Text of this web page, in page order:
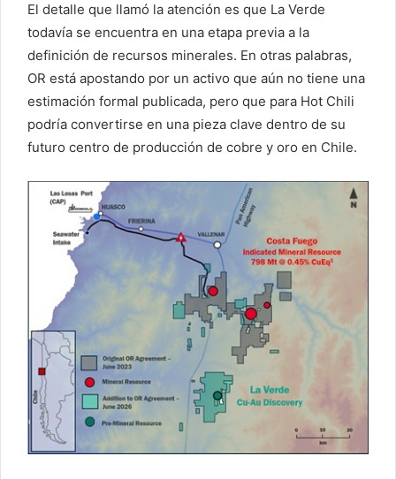
El detalle que llamó la atención es que La Verde
todavía se encuentra en una etapa previa a la
definición de recursos minerales. En otras palabras,
OR está apostando por un activo que aún no tiene una
estimación formal publicada, pero que para Hot Chili
podría convertirse en una pieza clave dentro de su
futuro centro de producción de cobre y oro en Chile.